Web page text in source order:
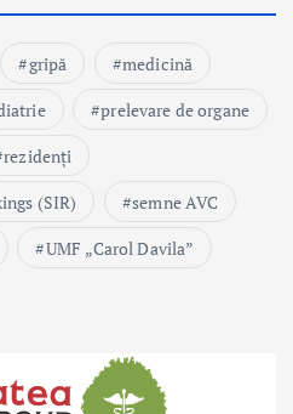
gripă
medicină
prelevare de organe
rezidenți
(SIR)
semne AVC
UMF „Carol Davila”